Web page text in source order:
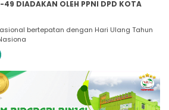
49 DIADAKAN OLEH PPNI DPD KOTA
bertepatan dengan Hari Ulang Tahun